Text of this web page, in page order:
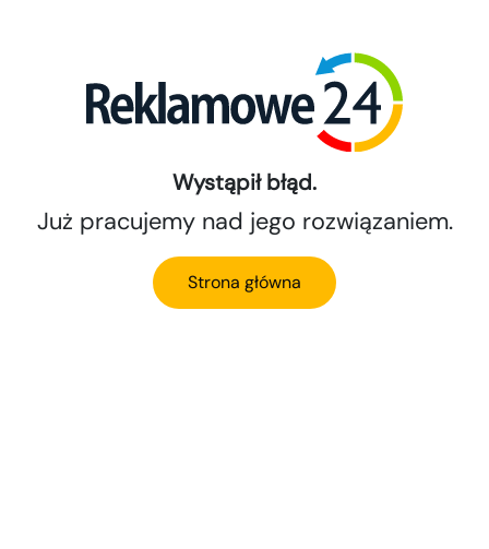
Wystąpił błąd.
Już pracujemy nad jego rozwiązaniem.
Strona główna